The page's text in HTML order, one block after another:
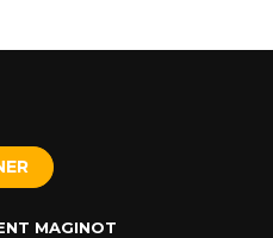
MAGINOT